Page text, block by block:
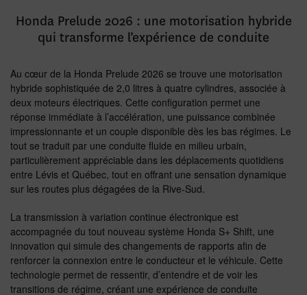
Honda Prelude 2026 : une motorisation hybride
qui transforme l’expérience de conduite
Au cœur de la Honda Prelude 2026 se trouve une motorisation
hybride sophistiquée de 2,0 litres à quatre cylindres, associée à
deux moteurs électriques. Cette configuration permet une
réponse immédiate à l’accélération, une puissance combinée
impressionnante et un couple disponible dès les bas régimes. Le
tout se traduit par une conduite fluide en milieu urbain,
particulièrement appréciable dans les déplacements quotidiens
entre Lévis et Québec, tout en offrant une sensation dynamique
sur les routes plus dégagées de la Rive-Sud.
La transmission à variation continue électronique est
accompagnée du tout nouveau système Honda S+ Shift, une
innovation qui simule des changements de rapports afin de
renforcer la connexion entre le conducteur et le véhicule. Cette
technologie permet de ressentir, d’entendre et de voir les
transitions de régime, créant une expérience de conduite